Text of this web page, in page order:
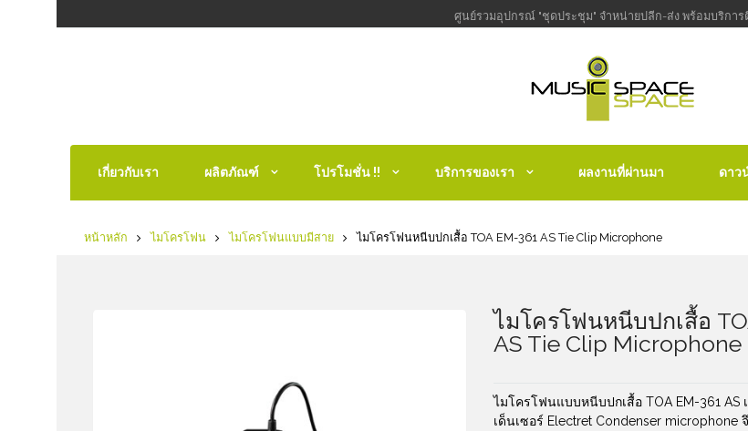
ศูนย์รวมอุปกรณ์ "ชุดประชุม" จำหน่ายปลีก-ส่ง พร้อมบริการ
เกี่ยวกับเรา ผลิตภัณฑ์ โปรโมชั่น !! บริการของเรา ผลงานที่ผ่านมา ดาว
หน้าหลัก ไมโครโฟน ไมโครโฟนแบบมีสาย ไมโครโฟนหนีบปกเสื้อ TOA EM-361 AS Tie Clip Microphone
ไมโครโฟนหนีบปกเสื้อ
AS Tie Clip Microphone
ไมโครโฟนแบบหนีบปกเสื้อ TOA EM-361 AS
เด็นเซอร์ Electret Condenser microphone